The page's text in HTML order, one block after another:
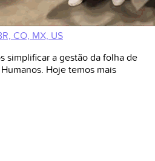
CO, MX, US
simplificar a gestão da folha de
Hoje temos mais